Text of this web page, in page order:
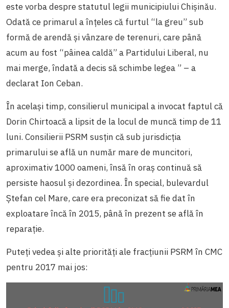
este vorba despre statutul legii municipiului Chișinău.
Odată ce primarul a înţeles că furtul “la greu” sub
formă de arendă și vânzare de terenuri, care până
acum au fost “pâinea caldă” a Partidului Liberal, nu
mai merge, îndată a decis să schimbe legea ” – a
declarat Ion Ceban.
În același timp, consilierul municipal a invocat faptul că
Dorin Chirtoacă a lipsit de la locul de muncă timp de 11
luni. Consilierii PSRM susțin că sub jurisdicţia
primarului se află un număr mare de muncitori,
aproximativ 1000 oameni, însă în oraş continuă să
persiste haosul şi dezordinea. În special, bulevardul
Ştefan cel Mare, care era preconizat să fie dat în
exploatare încă în 2015, până în prezent se află în
reparaţie.
Puteți vedea și alte priorități ale fracțiunii PSRM în CMC
pentru 2017 mai jos: